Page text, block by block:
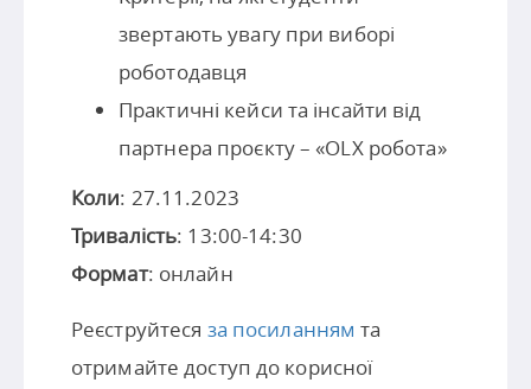
звертають увагу при виборі
роботодавця
Практичні кейси та інсайти від
партнера проєкту – «OLX робота»
Коли: 27.11.2023
Тривалість: 13:00-14:30
Формат: онлайн
Реєструйтеся за посиланням та
отримайте доступ до корисної